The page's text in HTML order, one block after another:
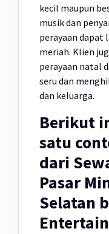
kecil maupun
musik dan
perayaan dapat
meriah. Klien
perayaan natal
seru dan
dan keluarga.
Berikut
satu
dari
Pasar
Selatan